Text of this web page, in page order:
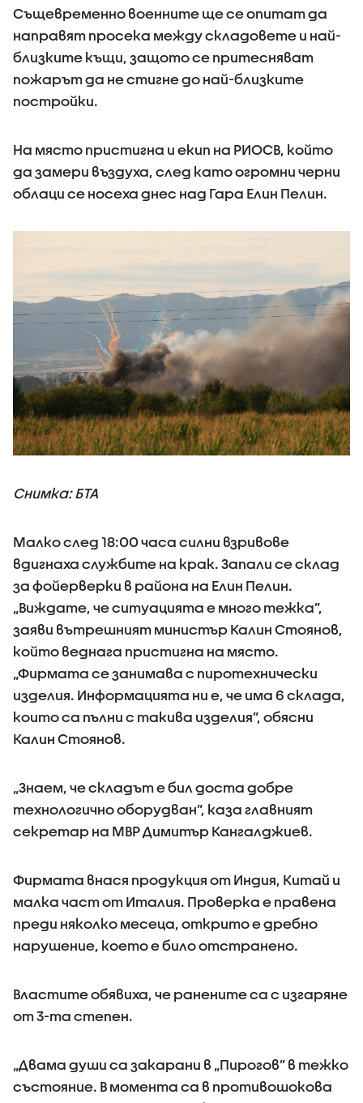
Същевременно военните ще се опитат да
направят просека между складовете и най-
близките къщи, защото се притесняват
пожарът да не стигне до най-близките
постройки.
На място пристигна и екип на РИОСВ, който
да замери въздуха, след като огромни черни
облаци се носеха днес над Гара Елин Пелин.
Снимка: БТА
Малко след 18:00 часа силни взривове
вдигнаха службите на крак. Запали се склад
за фойерверки в района на Елин Пелин.
„Виждате, че ситуацията е много тежка”,
заяви вътрешният министър Калин Стоянов,
който веднага пристигна на място.
„Фирмата се занимава с пиротехнически
изделия. Информацията ни е, че има 6 склада,
които са пълни с такива изделия”, обясни
Калин Стоянов.
„Знаем, че складът е бил доста добре
технологично оборудван”, каза главният
секретар на МВР Димитър Кангалджиев.
Фирмата внася продукция от Индия, Китай и
малка част от Италия. Проверка е правена
преди няколко месеца, открито е дребно
нарушение, което е било отстранено.
Властите обявиха, че ранените са с изгаряне
от 3-та степен.
„Двама души са закарани в „Пирогов” в тежко
състояние. В момента са в противошокова